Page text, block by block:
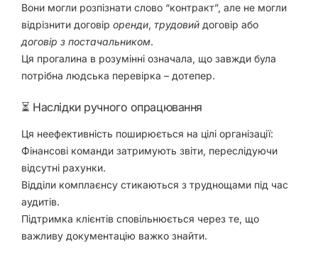
Вони могли розпізнати слово “контракт”, але не могли
відрізнити договір оренди, трудовий договір або
договір з постачальником.
Ця прогалина в розумінні означала, що завжди була
потрібна людська перевірка – дотепер.
⏳ Наслідки ручного опрацювання
Ця неефективність поширюється на цілі організації:
Фінансові команди затримують звіти, переслідуючи
відсутні рахунки.
Відділи комплаєнсу стикаються з труднощами під час
аудитів.
Підтримка клієнтів сповільнюється через те, що
важливу документацію важко знайти.